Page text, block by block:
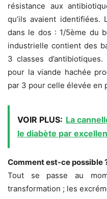
résistance aux
qu’ils avaient
dans le dos : 1/5ème du
industrielle contient des
3 classes
pour la viande hachée
par 3 pour celle élevée en
VOIR PLUS: La
le diabète par
Comment est-ce possible
Tout se passe au
transformation ; les